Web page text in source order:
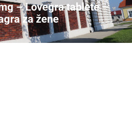
– Lovegra tablete –
za žene